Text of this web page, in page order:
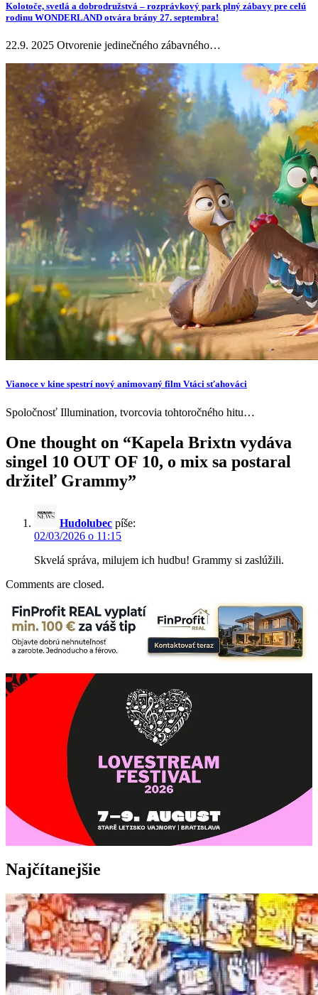
Kolotoče, svetlá a dobrodružstvá – rozprávkový park plný zábavy pre celú
rodinu WONDERLAND otvára brány 27. septembra!
22.9. 2025 Otvorenie jedinečného zábavného…
Vianoce v kine spestrí nový animovaný film Vtáci sťahováci
Spoločnosť Illumination, tvorcovia tohtoročného hitu…
One thought on “Kapela Brixtn vydáva
singel 10 OUT OF 10, o mix sa postaral
držiteľ Grammy”
Hudolubec píše:
02/03/2026 o 11:15
Skvelá správa, milujem ich hudbu! Grammy si zaslúžili.
Comments are closed.
Najčítanejšie